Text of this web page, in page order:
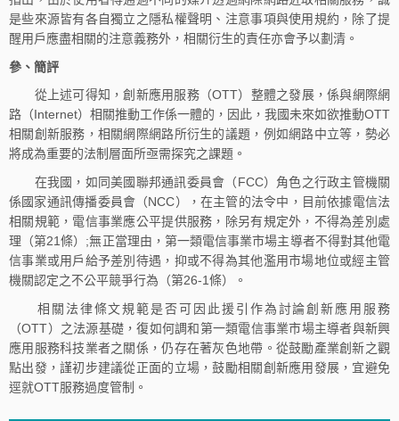
是些來源皆有各自獨立之隱私權聲明、注意事項與使用規約，除了提
醒用戶應盡相關的注意義務外，相關衍生的責任亦會予以劃清。
參、簡評
從上述可得知，創新應用服務（OTT）整體之發展，係與網際網
路（Internet）相關推動工作係一體的，因此，我國未來如欲推動OTT
相關創新服務，相關網際網路所衍生的議題，例如網路中立等，勢必
將成為重要的法制層面所亟需探究之課題。
在我國，如同美國聯邦通訊委員會（FCC）角色之行政主管機關
係國家通訊傳播委員會（NCC），在主管的法令中，目前依據電信法
相關規範，電信事業應公平提供服務，除另有規定外，不得為差別處
理（第21條）;無正當理由，第一類電信事業市場主導者不得對其他電
信事業或用戶給予差別待遇，抑或不得為其他濫用市場地位或經主管
機關認定之不公平競爭行為（第26-1條）。
相關法律條文規範是否可因此援引作為討論創新應用服務
（OTT）之法源基礎，復如何調和第一類電信事業市場主導者與新興
應用服務科技業者之關係，仍存在著灰色地帶。從鼓勵產業創新之觀
點出發，謹初步建議從正面的立場，鼓勵相關創新應用發展，宜避免
逕就OTT服務過度管制。